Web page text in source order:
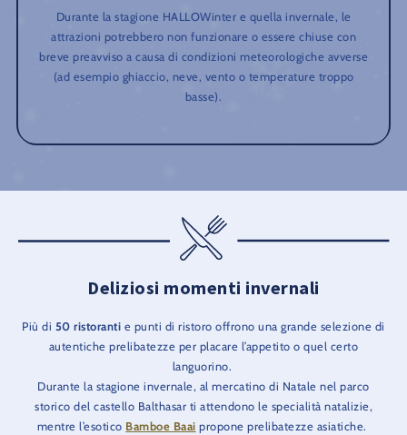
Durante la stagione HALLOWinter e quella invernale, le
attrazioni potrebbero non funzionare o essere chiuse con
breve preavviso a causa di condizioni meteorologiche avverse
(ad esempio ghiaccio, neve, vento o temperature troppo
basse).
Deliziosi momenti invernali
Più di 50 ristoranti e punti di ristoro offrono una grande selezione di
autentiche prelibatezze per placare l’appetito o quel certo
languorino.
Durante la stagione invernale, al mercatino di Natale nel parco
storico del castello Balthasar ti attendono le specialità natalizie,
mentre l’esotico Bamboe Baai propone prelibatezze asiatiche.